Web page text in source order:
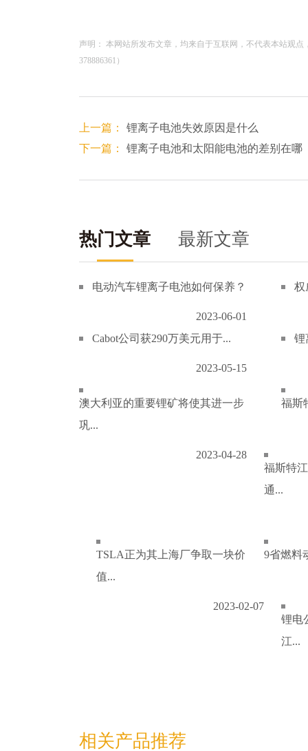
声明： 本网站所发布文章，均来自于互联网，不代表本站观
378886361）
上一篇：
锂离子电池失效原因是什么
下一篇：
锂离子电池和太阳能电池的差别在哪
热门文章 最新文章
电动汽车锂离子电池如何保养？
2023-06-01
权
Cabot公司获290万美元用于...
2023-05-15
锂
澳大利亚的重要锂矿将使其进一步
巩...
2023-04-28
福斯
福斯特
通...
TSLA正为其上海厂争取一块价
值...
2023-02-07
9省燃料
锂电
江...
相关产品推荐